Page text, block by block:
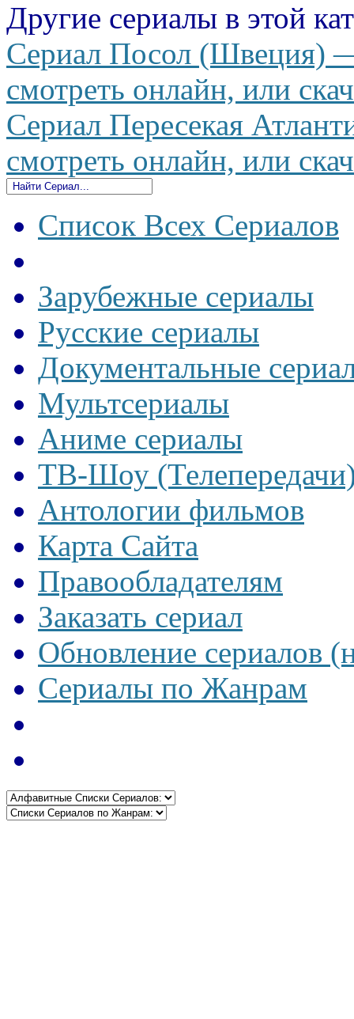
Другие сериалы в этой
Сериал Посол (Швеция)
смотреть онлайн, или
Сериал Пересекая
смотреть онлайн, или
Список Всех Сериалов
Зарубежные сериалы
Русские сериалы
Документальные
Мультсериалы
Аниме сериалы
ТВ-Шоу
Антологии фильмов
Карта Сайта
Правообладателям
Заказать сериал
Обновление сериалов
Сериалы по Жанрам